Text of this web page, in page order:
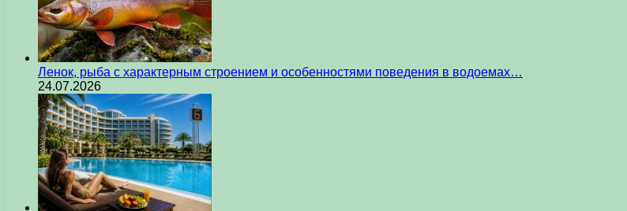
Ленок, рыба с характерным строением и особенностями поведения в водоемах…
24.07.2026